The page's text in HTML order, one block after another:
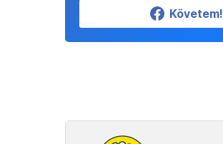
Követem!